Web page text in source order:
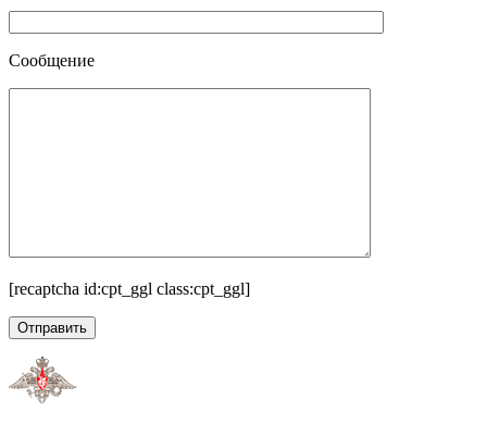
Сообщение
[recaptcha id:cpt_ggl class:cpt_ggl]